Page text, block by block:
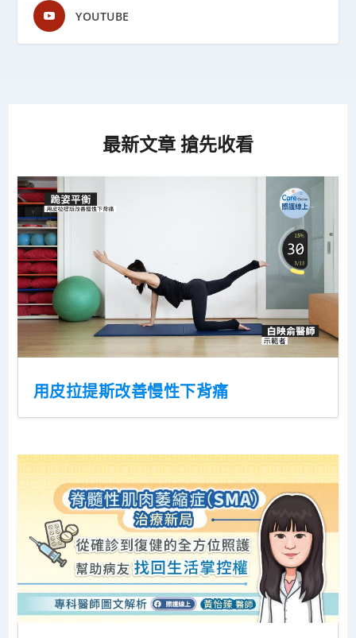
YOUTUBE
最新文章 搶先收看
用皮拉提斯改善慢性下背痛